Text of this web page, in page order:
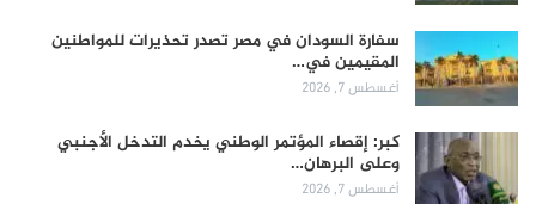
سفارة السودان في مصر تصدر تحذيرات للمواطنين
المقيمين في…
أغسطس 7, 2026
كبر: إقصاء المؤتمر الوطني يخدم التدخل الأجنبي
وعلى البرهان…
أغسطس 7, 2026